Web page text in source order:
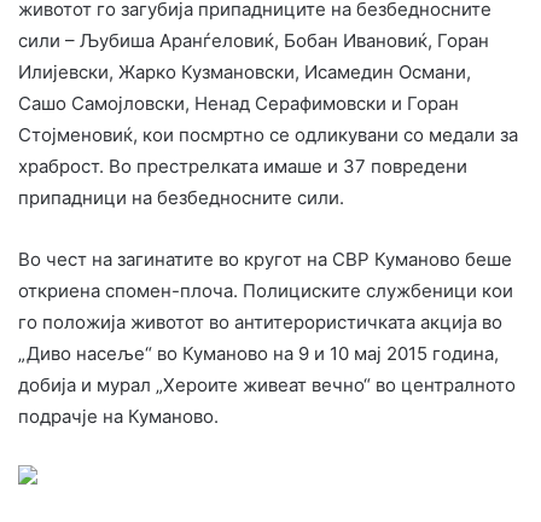
животот го загубија припадниците на безбедносните
сили – Љубиша Аранѓеловиќ, Бобан Ивановиќ, Горан
Илијевски, Жарко Кузмановски, Исамедин Османи,
Сашо Самојловски, Ненад Серафимовски и Горан
Стојменовиќ, кои посмртно се одликувани со медали за
храброст. Во престрелката имаше и 37 повредени
припадници на безбедносните сили.
Во чест на загинатите во кругот на СВР Куманово беше
откриена спомен-плоча. Полициските службеници кои
го положија животот во антитерористичката акција во
„Диво насеље“ во Куманово на 9 и 10 мај 2015 година,
добија и мурал „Хероите живеат вечно“ во централното
подрачје на Куманово.